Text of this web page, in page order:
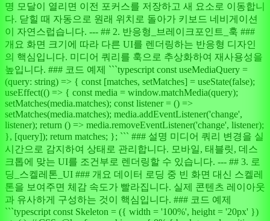
명 모달이 열리면 이전 포커스를 저장하고 새 요소로 이동합니
다. 닫힐 때 자동으로 원래 위치로 돌아가 키보드 네비게이션
이 자연스럽습니다. --- ## 2. 반응형_브레이크포인트_훅 ###
개요 화면 크기에 따라 다른 UI를 렌더링하는 반응형 디자인
의 핵심입니다. 미디어 쿼리를 훅으로 추상화하여 재사용성을
높입니다. ### 코드 예제 ```typescript const useMediaQuery =
(query: string) => { const [matches, setMatches] = useState(false);
useEffect(() => { const media = window.matchMedia(query);
setMatches(media.matches); const listener = () =>
setMatches(media.matches); media.addEventListener('change',
listener); return () => media.removeEventListener('change', listener);
}, [query]); return matches; }; ``` ### 설명 미디어 쿼리 변경을 실
시간으로 감지하여 상태로 관리합니다. 모바일, 태블릿, 데스
크톱에 맞는 UI를 조건부로 렌더링할 수 있습니다. --- ## 3. 로
딩_스켈레톤_UI ### 개요 데이터 로딩 중 빈 화면 대신 스켈레
톤을 보여주면 체감 속도가 빨라집니다. 실제 콘텐츠 레이아웃
과 유사하게 구성하는 것이 핵심입니다. ### 코드 예제
```typescript const Skeleton = ({ width = '100%', height = '20px' })